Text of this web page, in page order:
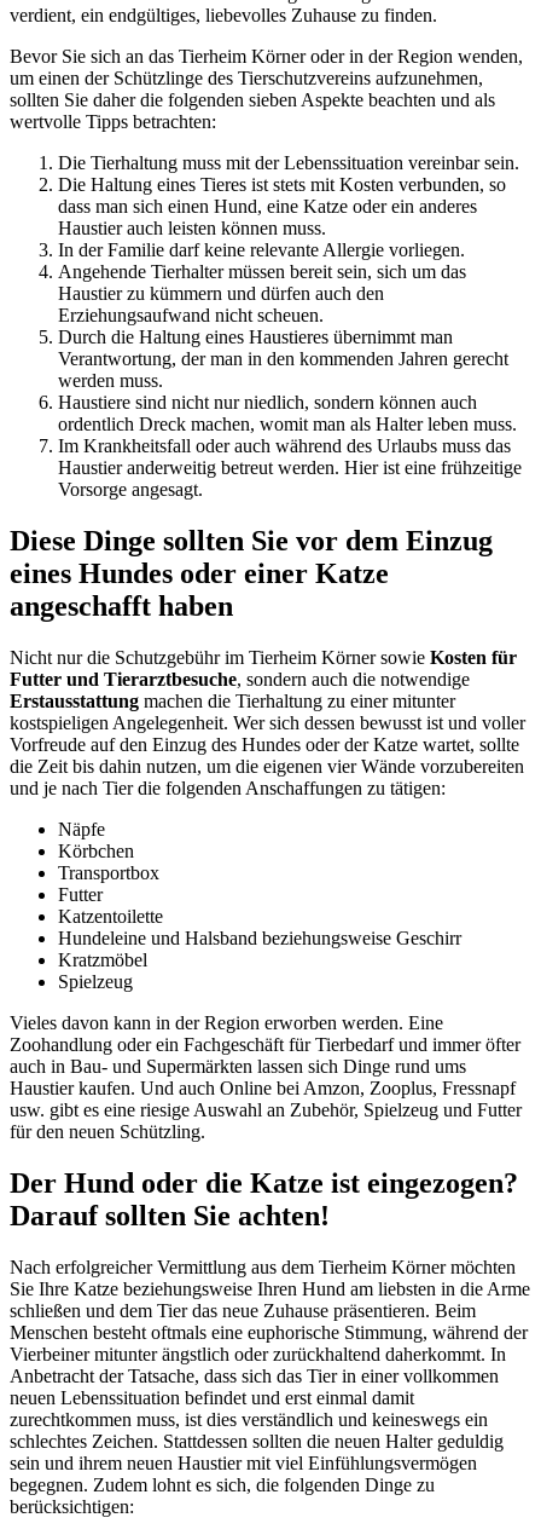
verdient, ein endgültiges, liebevolles Zuhause zu finden.
Bevor Sie sich an das Tierheim Körner oder in der Region wenden,
um einen der Schützlinge des Tierschutzvereins aufzunehmen,
sollten Sie daher die folgenden sieben Aspekte beachten und als
wertvolle Tipps betrachten:
Die Tierhaltung muss mit der Lebenssituation vereinbar sein.
Die Haltung eines Tieres ist stets mit Kosten verbunden, so
dass man sich einen Hund, eine Katze oder ein anderes
Haustier auch leisten können muss.
In der Familie darf keine relevante Allergie vorliegen.
Angehende Tierhalter müssen bereit sein, sich um das
Haustier zu kümmern und dürfen auch den
Erziehungsaufwand nicht scheuen.
Durch die Haltung eines Haustieres übernimmt man
Verantwortung, der man in den kommenden Jahren gerecht
werden muss.
Haustiere sind nicht nur niedlich, sondern können auch
ordentlich Dreck machen, womit man als Halter leben muss.
Im Krankheitsfall oder auch während des Urlaubs muss das
Haustier anderweitig betreut werden. Hier ist eine frühzeitige
Vorsorge angesagt.
Diese Dinge sollten Sie vor dem Einzug
eines Hundes oder einer Katze
angeschafft haben
Nicht nur die Schutzgebühr im Tierheim Körner sowie Kosten für
Futter und Tierarztbesuche, sondern auch die notwendige
Erstausstattung machen die Tierhaltung zu einer mitunter
kostspieligen Angelegenheit. Wer sich dessen bewusst ist und voller
Vorfreude auf den Einzug des Hundes oder der Katze wartet, sollte
die Zeit bis dahin nutzen, um die eigenen vier Wände vorzubereiten
und je nach Tier die folgenden Anschaffungen zu tätigen:
Näpfe
Körbchen
Transportbox
Futter
Katzentoilette
Hundeleine und Halsband beziehungsweise Geschirr
Kratzmöbel
Spielzeug
Vieles davon kann in der Region erworben werden. Eine
Zoohandlung oder ein Fachgeschäft für Tierbedarf und immer öfter
auch in Bau- und Supermärkten lassen sich Dinge rund ums
Haustier kaufen. Und auch Online bei Amzon, Zooplus, Fressnapf
usw. gibt es eine riesige Auswahl an Zubehör, Spielzeug und Futter
für den neuen Schützling.
Der Hund oder die Katze ist eingezogen?
Darauf sollten Sie achten!
Nach erfolgreicher Vermittlung aus dem Tierheim Körner möchten
Sie Ihre Katze beziehungsweise Ihren Hund am liebsten in die Arme
schließen und dem Tier das neue Zuhause präsentieren. Beim
Menschen besteht oftmals eine euphorische Stimmung, während der
Vierbeiner mitunter ängstlich oder zurückhaltend daherkommt. In
Anbetracht der Tatsache, dass sich das Tier in einer vollkommen
neuen Lebenssituation befindet und erst einmal damit
zurechtkommen muss, ist dies verständlich und keineswegs ein
schlechtes Zeichen. Stattdessen sollten die neuen Halter geduldig
sein und ihrem neuen Haustier mit viel Einfühlungsvermögen
begegnen. Zudem lohnt es sich, die folgenden Dinge zu
berücksichtigen: